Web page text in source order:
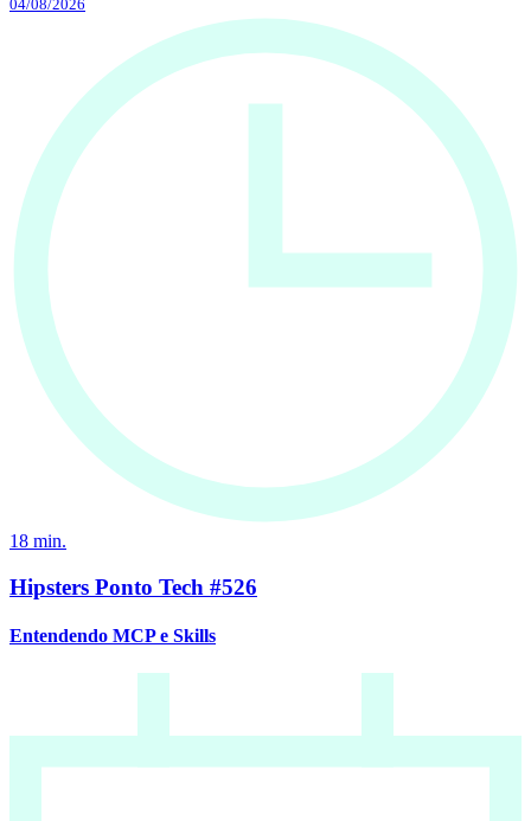
04/08/2026
18 min.
Hipsters Ponto Tech #526
Entendendo MCP e Skills